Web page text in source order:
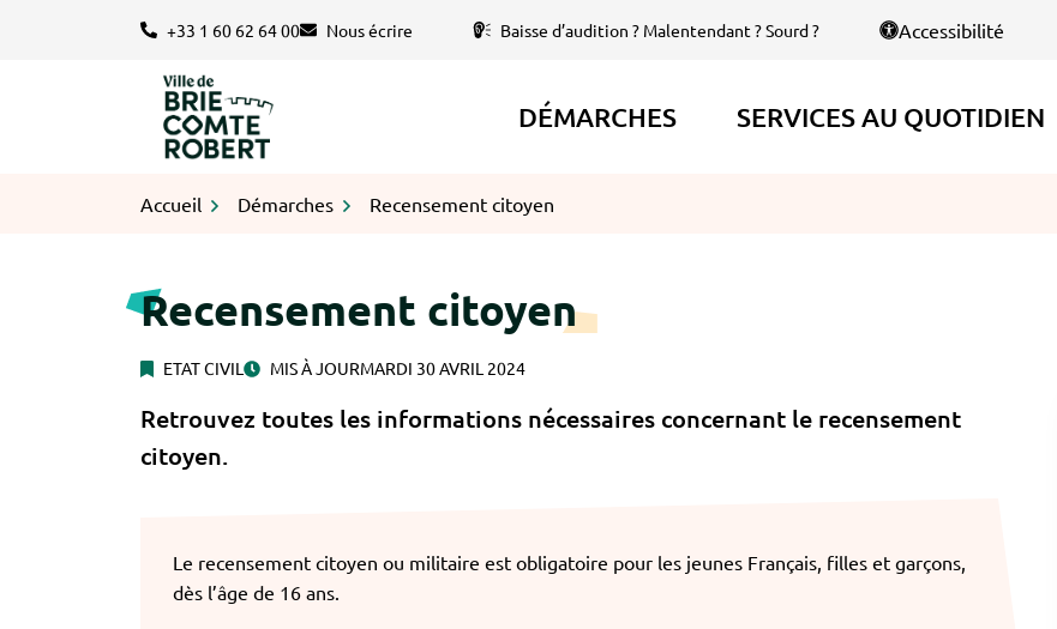
+33 1 60 62 64 00 Nous écrire Baisse d’audition ? Malentendant ? Sourd ? Accessibilité
Logo Brie-Comte-Robert
DÉMARCHES SERVICES AU QUOTIDIEN
Accueil Démarches Recensement citoyen
Recensement citoyen
ETAT CIVIL MIS À JOURMARDI 30 AVRIL 2024
Retrouvez toutes les informations nécessaires concernant le recensement
citoyen.
Le recensement citoyen ou militaire est obligatoire pour les jeunes Français, filles et garçons,
dès l’âge de 16 ans.